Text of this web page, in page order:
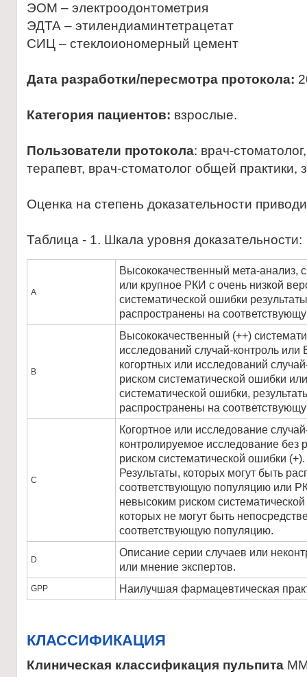
ЭОМ – электроодонтометрия
ЭДТА – этилендиаминтетрацетат
СИЦ – стеклоиономерный цемент
Дата разработки/пересмотра протокола:
Категория пациентов: взрослые.
Пользователи протокола: врач-
терапевт, врач-стоматолог общей практики,
Оценка на степень доказательности
Таблица - 1. Шкала уровня доказательности:
А
Высококачественный мета-анализ,
или крупное РКИ с очень низкой
систематической ошибки
распространены на
В
Высококачественный (++)
исследований случай-контроль или
когортных или исследований
риском систематической ошибки
систематической ошибки,
распространены на
С
Когортное или исследование
контролируемое исследование без
риском систематической ошибки (+).
Результаты, которых могут быть
соответствующую популяцию или
невысоким риском
которых не могут быть
соответствующую популяцию.
D
Описание серии случаев или
или мнение экспертов.
GPP Наилучшая фармацевтическая
КЛАССИФИКАЦИЯ
Клиническая классификация пульпита